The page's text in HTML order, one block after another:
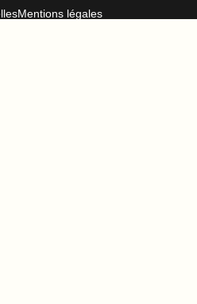
Mentions légales